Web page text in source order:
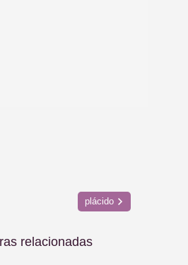
plácido
relacionadas